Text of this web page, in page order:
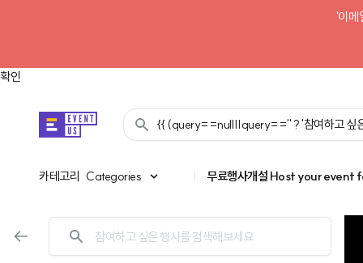
'이메
확인
{{ (query==null||query=='' ? '참여하고 싶
카테고리 Categories
카테고리 | 무료행사개설 Host your event